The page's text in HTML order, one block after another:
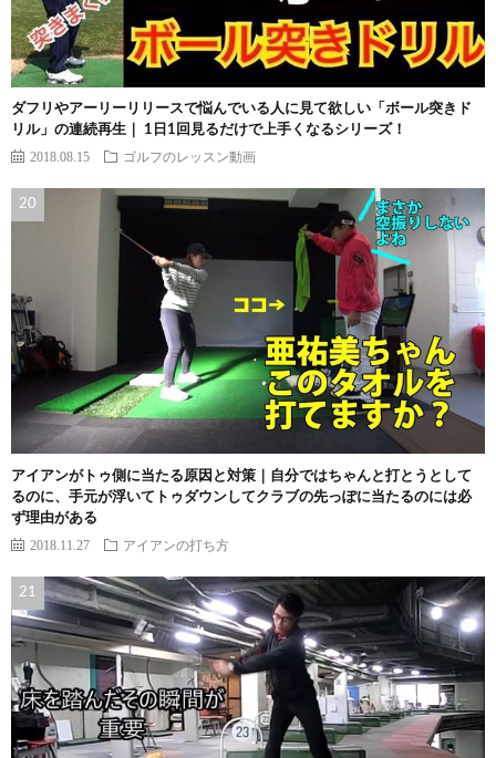
ダフリやアーリーリリースで悩んでいる人に見て欲しい「ボール突きド
リル」の連続再生｜ 1日1回見るだけで上手くなるシリーズ！
2018.08.15 ゴルフのレッスン動画
アイアンがトゥ側に当たる原因と対策｜自分ではちゃんと打とうとして
るのに、手元が浮いてトゥダウンしてクラブの先っぽに当たるのには必
ず理由がある
2018.11.27 アイアンの打ち方